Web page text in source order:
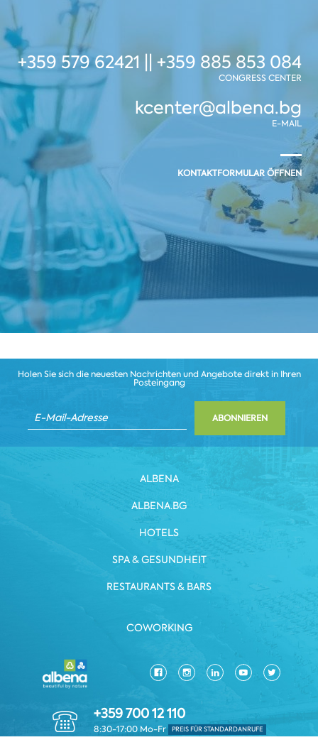
+359 579 62421 || +359 885 853 084
CONGRESS CENTER
kcenter@albena.bg
E-MAIL
KONTAKTFORMULAR ÖFFNEN
Holen Sie sich die neuesten Nachrichten und Angebote direkt in Ihren
Posteingang
ABONNIEREN
ALBENA
ALBENA.BG
HOTELS
SPA & GESUNDHEIT
RESTAURANTS & BARS
COWORKING
+359 700 12 110
8:30-17:00 Mo-Fr PREIS FÜR STANDARDANRUFE